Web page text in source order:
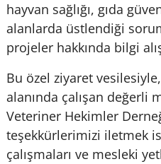
hayvan sağlığı, gıda
alanlarda üstlendiği
projeler hakkında bilgi
Bu özel ziyaret
alanında çalışan değerli
Veteriner Hekimler
teşekkürlerimizi iletmek
çalışmaları ve mesleki